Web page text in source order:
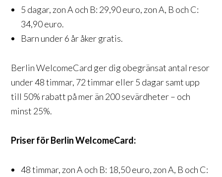
5 dagar, zon A och B: 29,90 euro, zon A, B och C:
34,90 euro.
Barn under 6 år åker gratis.
Berlin WelcomeCard ger dig obegränsat antal resor
under 48 timmar, 72 timmar eller 5 dagar samt upp
till 50% rabatt på mer än 200 sevärdheter – och
minst 25%.
Priser för Berlin WelcomeCard:
48 timmar, zon A och B: 18,50 euro, zon A, B och C: